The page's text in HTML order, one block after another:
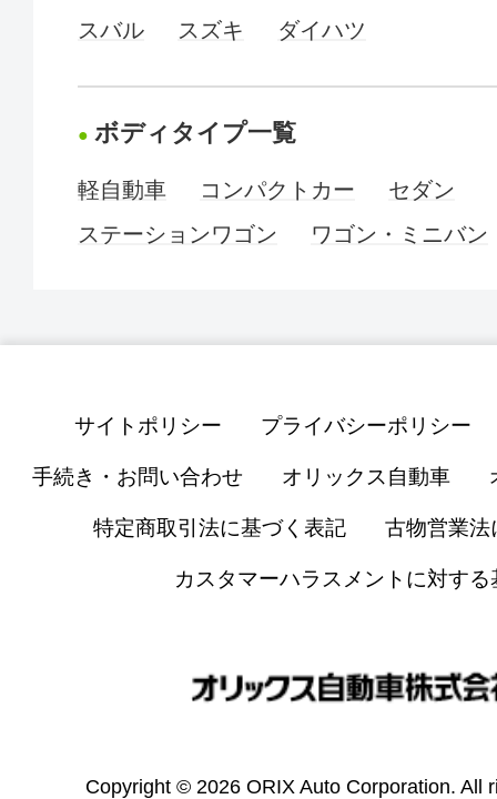
スバル
スズキ ダイハツ
ボディタイプ一覧
軽自動車 コンパクトカー
セダン
ステーションワゴン
ワゴン・ミニバン
サイトポリシー プライバシーポリシー
手続き・お問い合わせ オリックス自動車
特定商取引法に基づく表記 古物営業法
カスタマーハラスメントに対する
Copyright © 2026 ORIX Auto Corporation. All